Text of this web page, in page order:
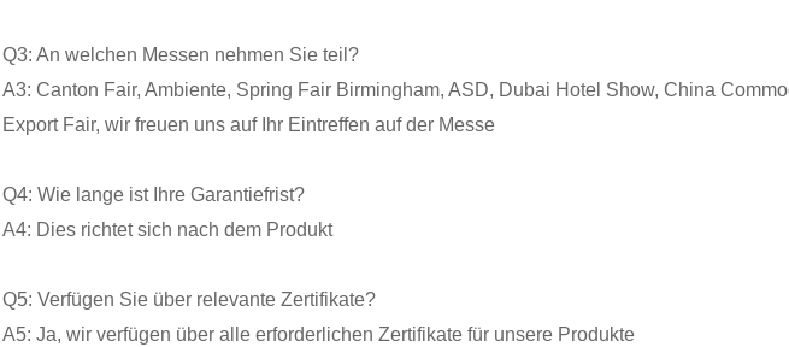
Q3: An welchen Messen nehmen Sie teil?
A3: Canton Fair, Ambiente, Spring Fair Birmingham, ASD, Dubai Hotel Show, China
Export Fair, wir freuen uns auf Ihr Eintreffen auf der Messe
Q4: Wie lange ist Ihre Garantiefrist?
A4: Dies richtet sich nach dem Produkt
Q5: Verfügen Sie über relevante Zertifikate?
A5: Ja, wir verfügen über alle erforderlichen Zertifikate für unsere Produkte